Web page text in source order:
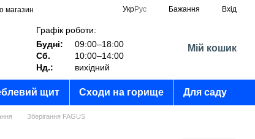
магазин УкрРус Бажання Вхід
Графік роботи:
Будні:
09:00–18:00
Сб.
10:00–14:00
Нд.:
вихідний
Мій кошик
щит Сходи на горище Для саду
Зберігання FAGUS